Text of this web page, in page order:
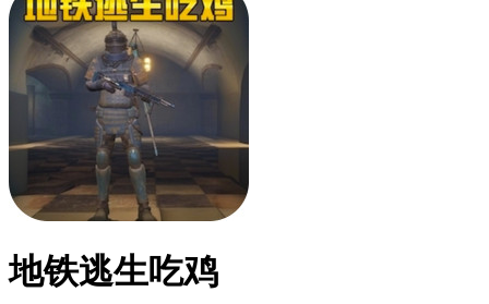
地铁逃生吃鸡